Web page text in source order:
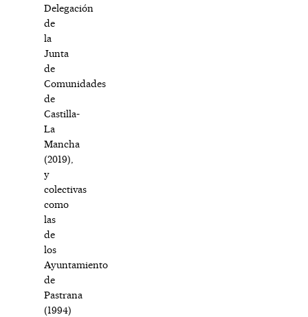
Delegación
de
la
Junta
de
Comunidades
de
Castilla-
La
Mancha
(2019),
y
colectivas
como
las
de
los
Ayuntamiento
de
Pastrana
(1994)